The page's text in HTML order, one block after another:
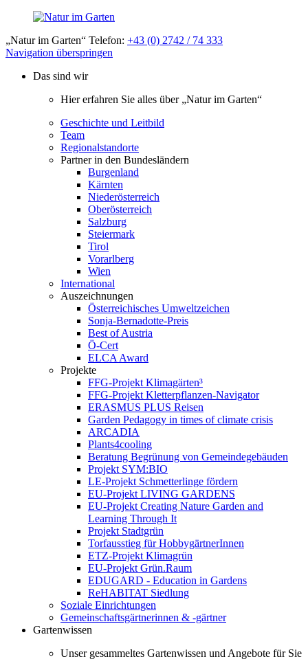
„Natur im Garten“ Telefon: +43 (0) 2742 / 74 333
Navigation überspringen
Das sind wir
Hier erfahren Sie alles über „Natur im Garten“
Geschichte und Leitbild
Team
Regionalstandorte
Partner in den Bundesländern
Burgenland
Kärnten
Niederösterreich
Oberösterreich
Salzburg
Steiermark
Tirol
Vorarlberg
Wien
International
Auszeichnungen
Österreichisches Umweltzeichen
Sonja-Bernadotte-Preis
Best of Austria
Ö-Cert
ELCA Award
Projekte
FFG-Projekt Klimagärten³
FFG-Projekt Kletterpflanzen-Navigator
ERASMUS PLUS Reisen
Garden Pedagogy in times of climate crisis
ARCADIA
Plants4cooling
Beratung Begrünung von Gemeindegebäuden
Projekt SYM:BIO
LE-Projekt Schmetterlinge fördern
EU-Projekt LIVING GARDENS
EU-Projekt Creating Nature Garden and
Learning Through It
Projekt Stadtgrün
Torfausstieg für HobbygärtnerInnen
ETZ-Projekt Klimagrün
EU-Projekt Grün.Raum
EDUGARD - Education in Gardens
ReHABITAT Siedlung
Soziale Einrichtungen
Gemeinschaftsgärtnerinnen & -gärtner
Gartenwissen
Unser gesammeltes Gartenwissen und Angebote für Sie